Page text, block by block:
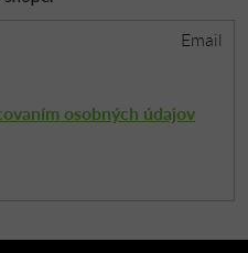
Email
osobných údajov